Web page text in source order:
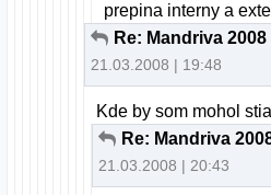
prepina interny a
21.03.2008 | 19:48
Kde by som mohol
21.03.2008 | 20:43